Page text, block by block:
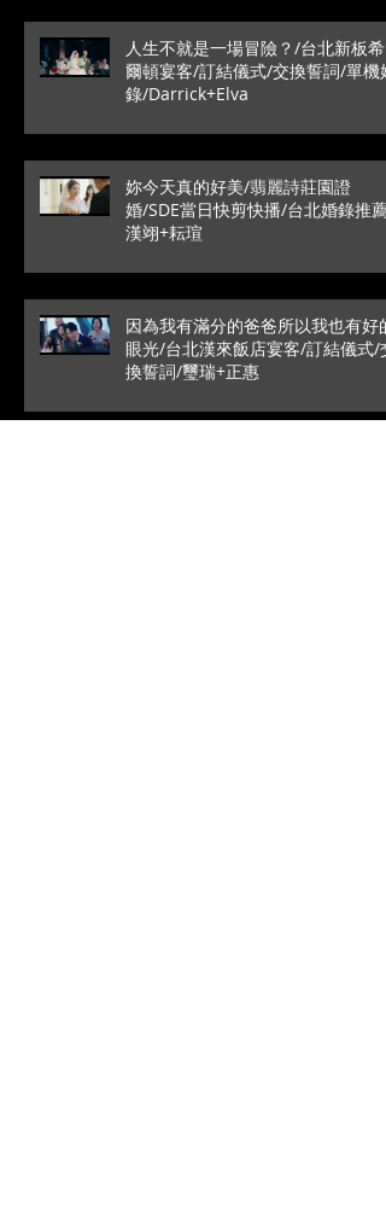
人生不就是一場冒險？/台北新板希
爾頓宴客/訂結儀式/交換誓詞/單機婚
錄/Darrick+Elva
妳今天真的好美/翡麗詩莊園證
婚/SDE當日快剪快播/台北婚錄推薦/
漢翊+耘瑄
因為我有滿分的爸爸所以我也有好的
眼光/台北漢來飯店宴客/訂結儀式/交
換誓詞/璽瑞+正惠